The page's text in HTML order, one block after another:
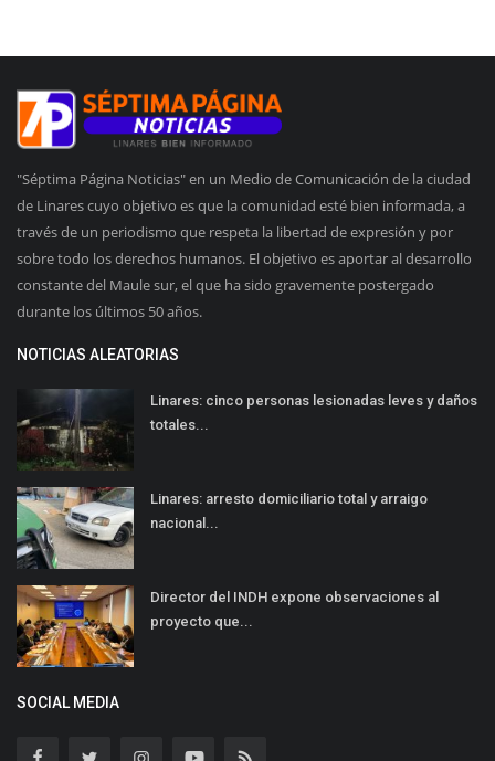
"Séptima Página Noticias" en un Medio de Comunicación de la ciudad
de Linares cuyo objetivo es que la comunidad esté bien informada, a
través de un periodismo que respeta la libertad de expresión y por
sobre todo los derechos humanos. El objetivo es aportar al desarrollo
constante del Maule sur, el que ha sido gravemente postergado
durante los últimos 50 años.
NOTICIAS ALEATORIAS
Linares: cinco personas lesionadas leves y daños
totales...
Linares: arresto domiciliario total y arraigo
nacional...
Director del INDH expone observaciones al
proyecto que...
SOCIAL MEDIA